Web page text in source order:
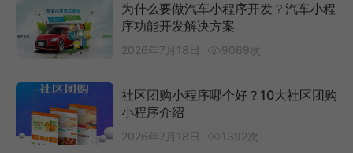
为什么要做汽车小程序开发？汽车小程
序功能开发解决方案
2026年7月18日 9069次
社区团购小程序哪个好？10大社区团购
小程序介绍
2026年7月18日 1392次